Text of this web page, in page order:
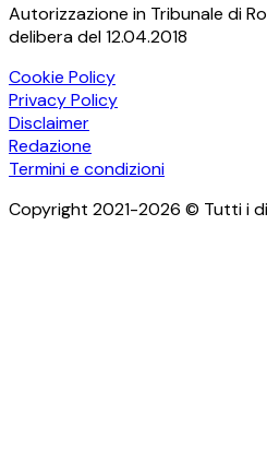
Autorizzazione in Tribunale di
delibera del 12.04.2018
Cookie Policy
Privacy Policy
Disclaimer
Redazione
Termini e condizioni
Copyright 2021-2026 © Tutti i